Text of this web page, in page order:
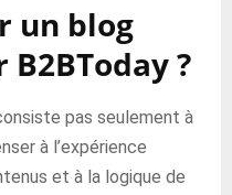
un blog
?
pas seulement à
à l’expérience
et à la logique de